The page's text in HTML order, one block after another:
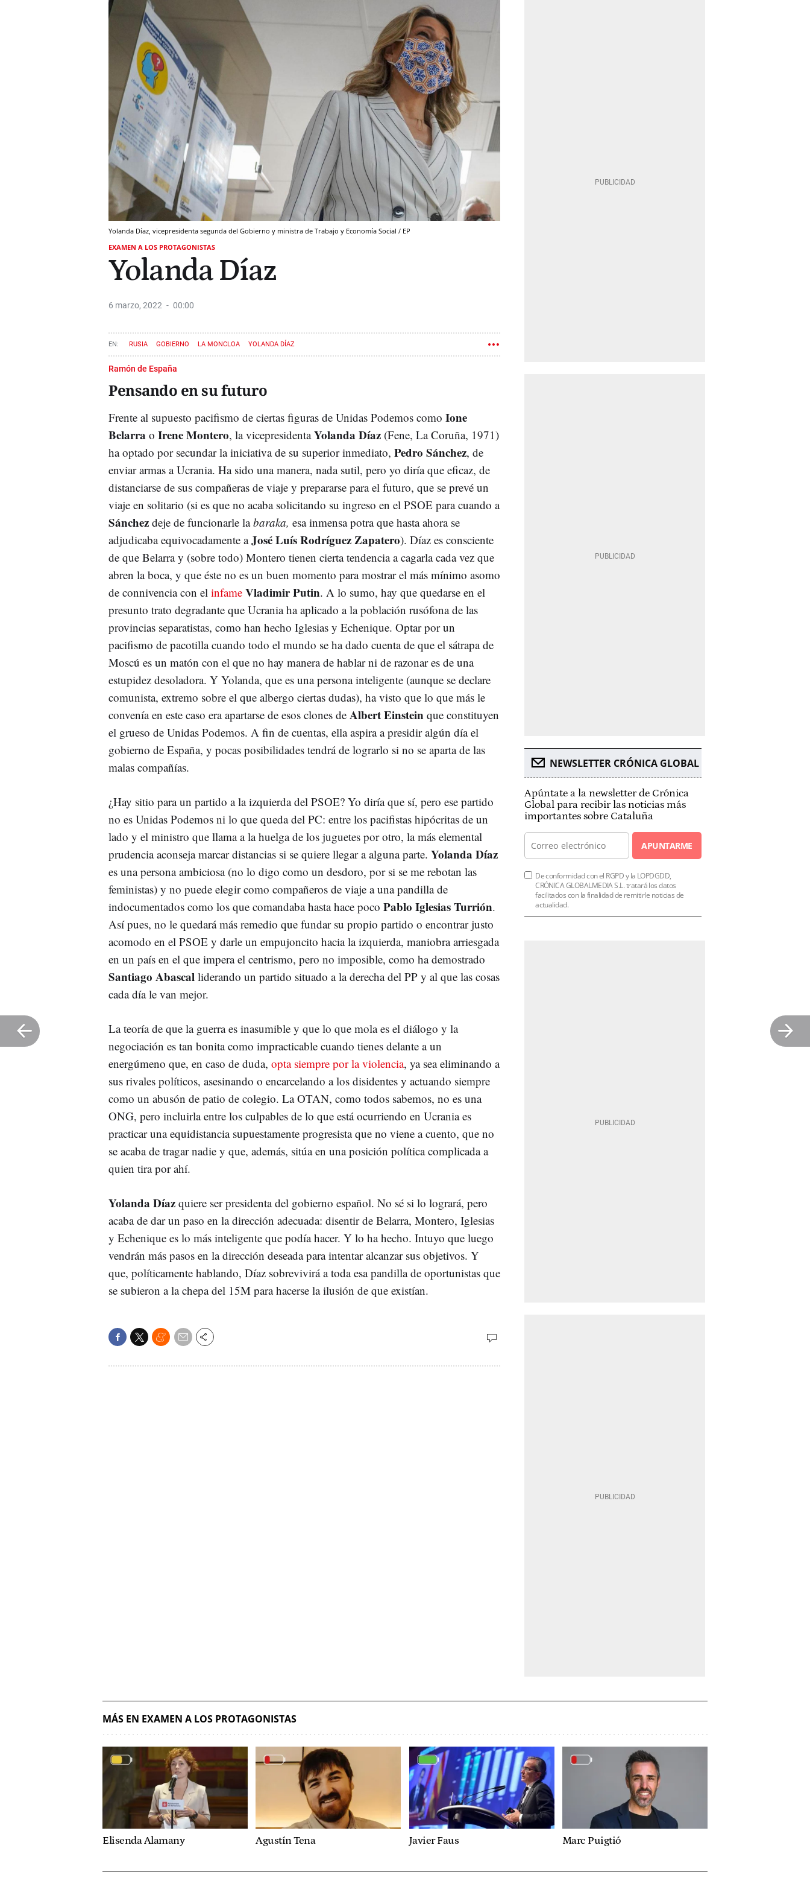
Yolanda Díaz, vicepresidenta segunda del Gobierno y ministra de Trabajo y Economía Social / EP
EXAMEN A LOS PROTAGONISTAS
Yolanda Díaz
6 marzo, 2022 00:00
RUSIA GOBIERNO LA MONCLOA YOLANDA DÍAZ
Ramón de España
Pensando en su futuro
Frente al supuesto pacifismo de ciertas figuras de Unidas Podemos como Ione
Belarra o Irene Montero, la vicepresidentaYolanda Díaz (Fene, La Coruña, 1971)
ha optado por secundar la iniciativa de su superior inmediato, Pedro Sánchez, de
enviar armas a Ucrania. Ha sido una manera, nada sutil, pero yo diría que eficaz, de
distanciarse de sus compañeras de viaje y prepararse para el futuro, que se prevé un
viaje en solitario (si es que no acaba solicitando su ingreso en el PSOE para cuando a
Sánchez deje de funcionarle labaraka, esa inmensa potra que hasta ahora se
adjudicaba equivocadamente aJosé Luís Rodríguez Zapatero). Díaz es consciente
de que Belarra y (sobre todo) Montero tienen cierta tendencia a cagarla cada vez que
abren la boca, y que éste no es un buen momento para mostrar el más mínimo asomo
de connivencia con el infame Vladimir Putin. A lo sumo, hay que quedarse en el
presunto trato degradante que Ucrania ha aplicado a la población rusófona de las
provincias separatistas, como han hecho Iglesias y Echenique. Optar por un
pacifismo de pacotilla cuando todo el mundo se ha dado cuenta de que el sátrapa de
Moscú es un matón con el que no hay manera de hablar ni de razonar es de una
estupidez desoladora. Y Yolanda, que es una persona inteligente (aunque se declare
comunista, extremo sobre el que albergo ciertas dudas), ha visto que lo que más le
convenía en este caso era apartarse de esos clones de Albert Einstein que constituyen
el grueso de Unidas Podemos. A fin de cuentas, ella aspira a presidir algún día el
gobierno de España, y pocas posibilidades tendrá de lograrlo si no se aparta de las
malas compañías.
¿Hay sitio para un partido a la izquierda del PSOE? Yo diría que sí, pero ese partido
no es Unidas Podemos ni lo que queda del PC: entre los pacifistas hipócritas de un
lado y el ministro que llama a la huelga de los juguetes por otro, la más elemental
prudencia aconseja marcar distancias si se quiere llegar a alguna parte. Yolanda Díaz
es una persona ambiciosa (no lo digo como un desdoro, por si se me rebotan las
feministas) y no puede elegir como compañeros de viaje a una pandilla de
indocumentados como los que comandaba hasta hace poco Pablo Iglesias Turrión.
Así pues, no le quedará más remedio que fundar su propio partido o encontrar justo
acomodo en el PSOE y darle un empujoncito hacia la izquierda, maniobra arriesgada
en un país en el que impera el centrismo, pero no imposible, como ha demostrado
Santiago Abascal liderando un partido situado a la derecha del PP y al que las cosas
cada día le van mejor.
La teoría de que la guerra es inasumible y que lo que mola es el diálogo y la
negociación es tan bonita como impracticable cuando tienes delante a un
energúmeno que, en caso de duda, opta siempre por la violencia, ya sea eliminando a
sus rivales políticos, asesinando o encarcelando a los disidentes y actuando siempre
como un abusón de patio de colegio. La OTAN, como todos sabemos, no es una
ONG, pero incluirla entre los culpables de lo que está ocurriendo en Ucrania es
practicar una equidistancia supuestamente progresista que no viene a cuento, que no
se acaba de tragar nadie y que, además, sitúa en una posición política complicada a
quien tira por ahí.
Yolanda Díaz quiere ser presidenta del gobierno español. No sé si lo logrará, pero
acaba de dar un paso en la dirección adecuada: disentir de Belarra, Montero, Iglesias
y Echenique es lo más inteligente que podía hacer. Y lo ha hecho. Intuyo que luego
vendrán más pasos en la dirección deseada para intentar alcanzar sus objetivos. Y
que, políticamente hablando, Díaz sobrevivirá a toda esa pandilla de oportunistas que
se subieron a la chepa del 15M para hacerse la ilusión de que existían.
NEWSLETTER CRÓNICA GLOBAL
Apúntate a la newsletter de Crónica
Global para recibir las noticias más
importantes sobre Cataluña
APUNTARME
De conformidad con el RGPD y la LOPDGDD,
CRÓNICA GLOBALMEDIA S.L. tratará los datos
facilitados con la finalidad de remitirle noticias de
actualidad.
MÁS EN EXAMEN A LOS PROTAGONISTAS
Elisenda Alamany Agustín Tena Javier Faus Marc Puigtió